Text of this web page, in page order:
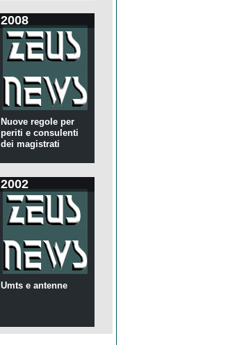
2008
Nuove regole per
periti e consulenti
dei magistrati
2002
Umts e antenne